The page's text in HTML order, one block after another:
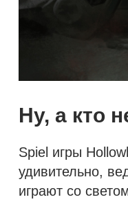
Ну, а кто
Spiel игры
удивительно,
играют со